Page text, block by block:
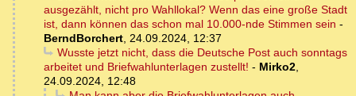
ausgezählt, nicht pro Wahllokal? Wenn das eine große Stadt
ist, dann können das schon mal 10.000-nde Stimmen sein -
BerndBorchert, 24.09.2024, 12:37
Wusste jetzt nicht, dass die Deutsche Post auch sonntags
arbeitet und Briefwahlunterlagen zustellt! - Mirko2,
24.09.2024, 12:48